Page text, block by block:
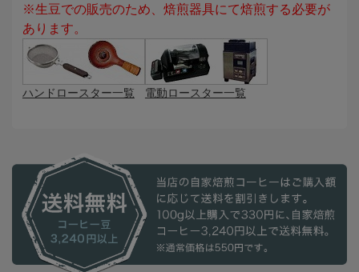
※生豆での販売のため、焙煎器具にて焙煎する必要が
あります。
ハンドロースター一覧 電動ロースター一覧